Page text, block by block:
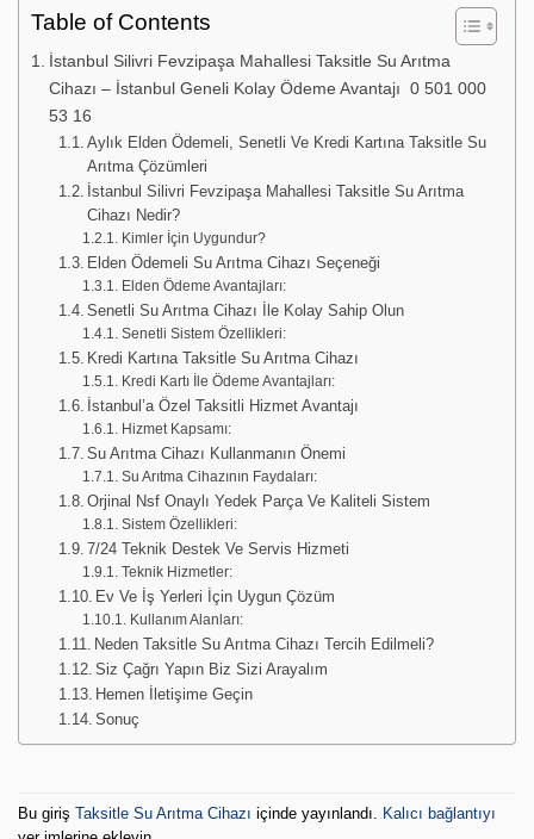
Table of Contents
İstanbul Silivri Fevzipaşa Mahallesi Taksitle Su Arıtma
Cihazı – İstanbul Geneli Kolay Ödeme Avantajı 0 501 000
53 16
Aylık Elden Ödemeli, Senetli Ve Kredi Kartına Taksitle Su
Arıtma Çözümleri
İstanbul Silivri Fevzipaşa Mahallesi Taksitle Su Arıtma
Cihazı Nedir?
Kimler İçin Uygundur?
Elden Ödemeli Su Arıtma Cihazı Seçeneği
Elden Ödeme Avantajları:
Senetli Su Arıtma Cihazı İle Kolay Sahip Olun
Senetli Sistem Özellikleri:
Kredi Kartına Taksitle Su Arıtma Cihazı
Kredi Kartı İle Ödeme Avantajları:
İstanbul’a Özel Taksitli Hizmet Avantajı
Hizmet Kapsamı:
Su Arıtma Cihazı Kullanmanın Önemi
Su Arıtma Cihazının Faydaları:
Orjinal Nsf Onaylı Yedek Parça Ve Kaliteli Sistem
Sistem Özellikleri:
7/24 Teknik Destek Ve Servis Hizmeti
Teknik Hizmetler:
Ev Ve İş Yerleri İçin Uygun Çözüm
Kullanım Alanları:
Neden Taksitle Su Arıtma Cihazı Tercih Edilmeli?
Siz Çağrı Yapın Biz Sizi Arayalım
Hemen İletişime Geçin
Sonuç
Bu giriş Taksitle Su Arıtma Cihazı içinde yayınlandı.
Kalıcı bağlantıyı